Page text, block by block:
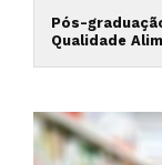
Pós-
Qualidade